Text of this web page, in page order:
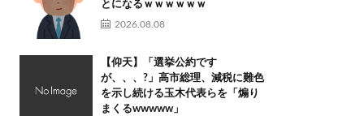
とになるｗｗｗｗｗｗ
2026.08.08
【仰天】「選挙公約です
が、、、?」高市総理、減税に難色
を示し続ける玉木代表らを「煽り
まくるwwwww」